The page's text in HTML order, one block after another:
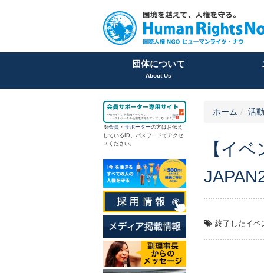
団体について
About Us
ホーム 活
【イ
終了したイベ
※会員 ・ サポーターの方はお伝え
しているID、パスワードでアクセ
スください。